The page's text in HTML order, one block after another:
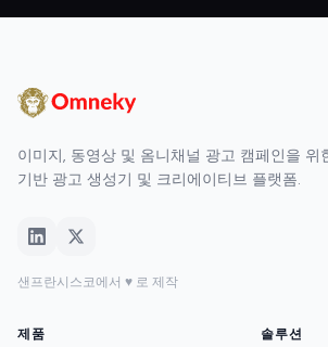
이미지, 동영상 및 옴니채널 광고 캠페인을 위
기반 광고 생성기 및 크리에이티브 플랫폼.
샌프란시스코에서 ♥ 로 제작
제품 솔루션